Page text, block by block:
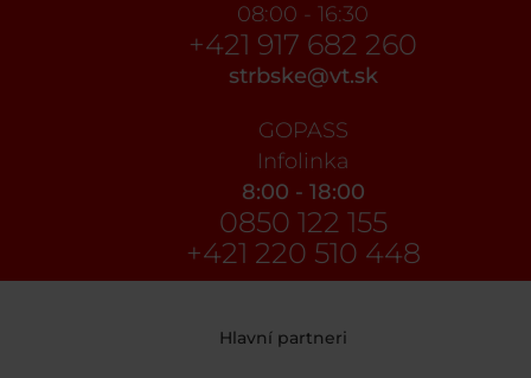
08:00 - 16:30
+421 917 682 260
strbske@vt.sk
GOPASS
Infolinka
8:00 - 18:00
0850 122 155
+421 220 510 448
Hlavní partneri